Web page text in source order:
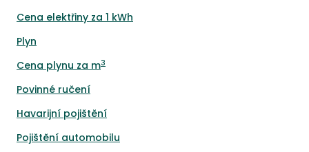
Cena elektřiny za 1 kWh
Plyn
Cena plynu za m3
Povinné ručení
Havarijní pojištění
Pojištění automobilu